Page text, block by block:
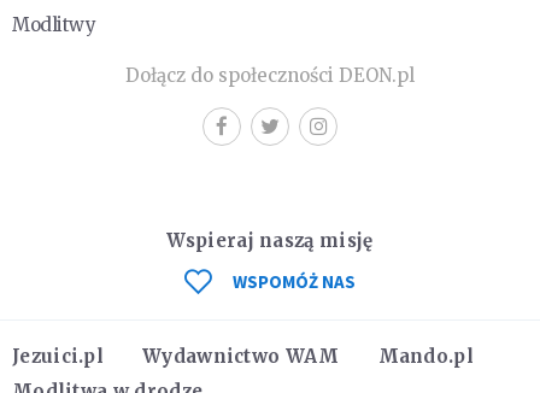
Modlitwy
Dołącz do społeczności DEON.pl
Jezuici.pl Wydawnictwo WAM
Mando.pl
Wspieraj naszą misję
WSPOMÓŻ NAS